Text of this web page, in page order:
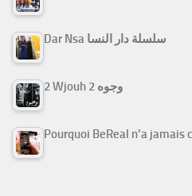
Dar Nsa سلسلة دار النسا
2 Wjouh 2 وجوه
Pourquoi BeReal n’a